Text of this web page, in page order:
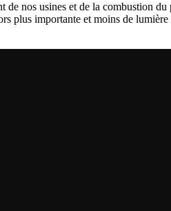
de nos usines et de la combustion
plus importante et moins de